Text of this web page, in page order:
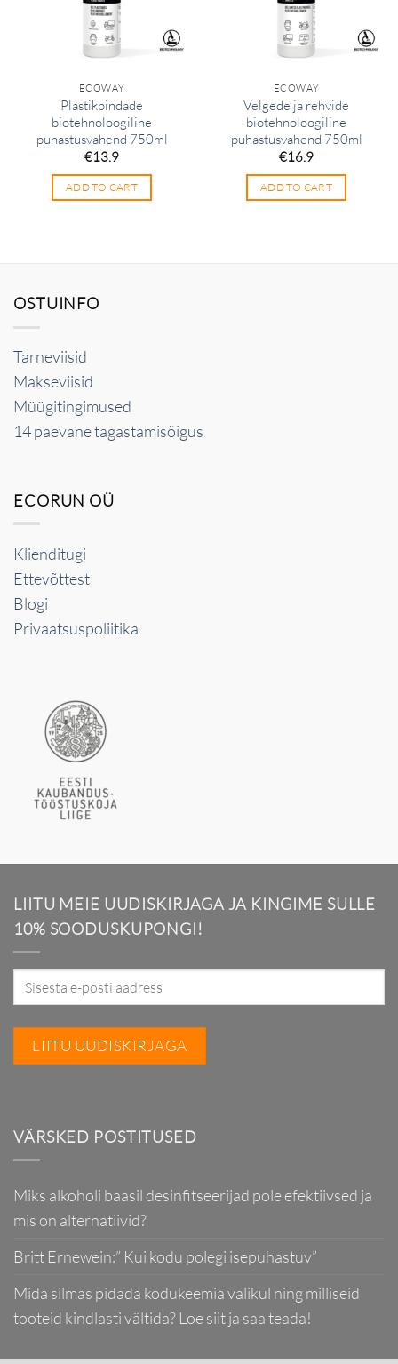
ECOWAY
Plastikpindade
biotehnoloogiline
puhastusvahend 750ml
€13.9
ADD TO CART
ECOWAY
Velgede ja rehvide
biotehnoloogiline
puhastusvahend 750ml
€16.9
ADD TO CART
OSTUINFO
Tarneviisid
Makseviisid
Müügitingimused
14 päevane tagastamisõigus
ECORUN OÜ
Klienditugi
Ettevõttest
Blogi
Privaatsuspoliitika
LIITU MEIE UUDISKIRJAGA JA KINGIME SULLE
10% SOODUSKUPONGI!
VÄRSKED POSTITUSED
Miks alkoholi baasil desinfitseerijad pole efektiivsed ja
mis on alternatiivid?
Britt Ernewein:” Kui kodu polegi isepuhastuv”
Mida silmas pidada kodukeemia valikul ning milliseid
tooteid kindlasti vältida? Loe siit ja saa teada!